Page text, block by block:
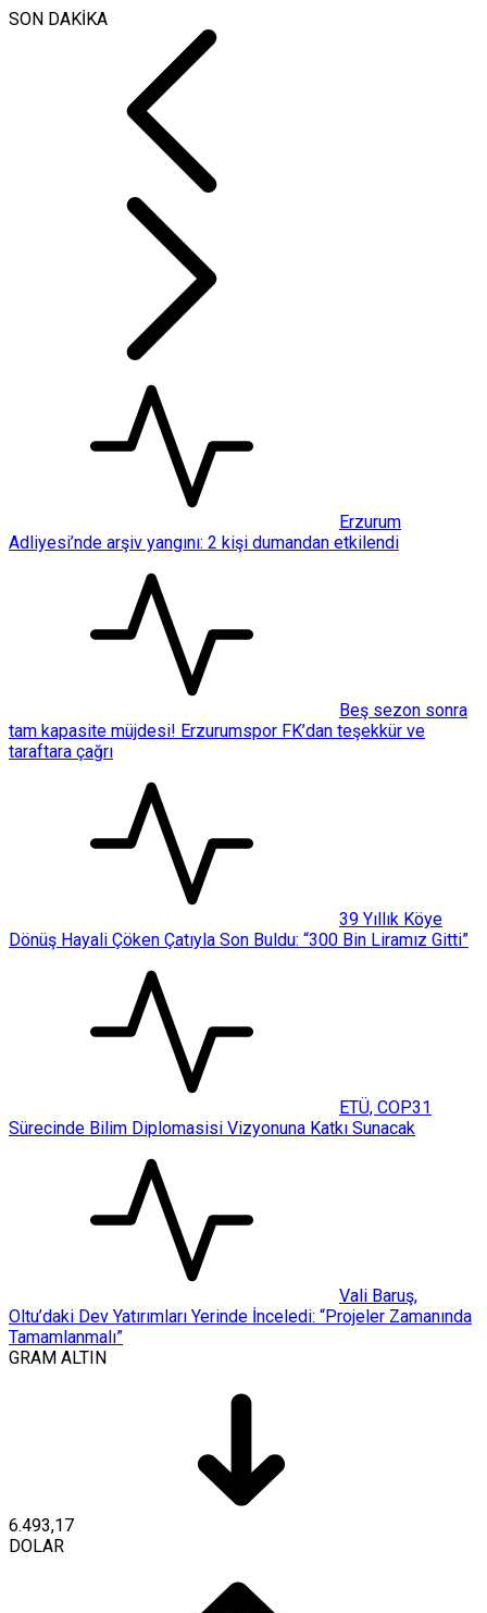
SON DAKİKA
Erzurum
Adliyesi’nde arşiv yangını: 2 kişi dumandan etkilendi
Beş sezon sonra
tam kapasite müjdesi! Erzurumspor FK’dan teşekkür ve
taraftara çağrı
39 Yıllık Köye
Dönüş Hayali Çöken Çatıyla Son Buldu: “300 Bin Liramız Gitti”
ETÜ, COP31
Sürecinde Bilim Diplomasisi Vizyonuna Katkı Sunacak
Vali Baruş,
Oltu’daki Dev Yatırımları Yerinde İnceledi: “Projeler Zamanında
Tamamlanmalı”
GRAM ALTIN
6.493,17
DOLAR